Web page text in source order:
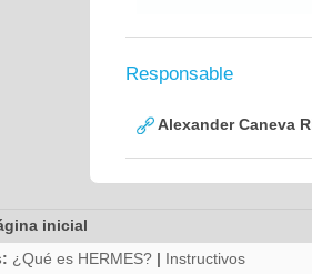
Responsable
Alexander Caneva
inicial
¿Qué es HERMES? | Instructivos